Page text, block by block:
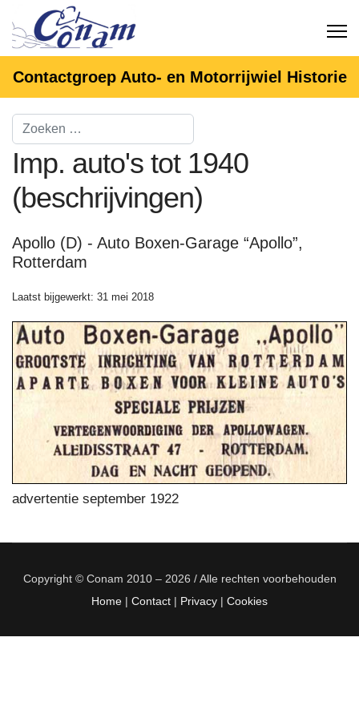
Contactgroep Auto- en Motorrijwiel Historie
Imp. auto's tot 1940
(beschrijvingen)
Apollo (D) - Auto Boxen-Garage “Apollo”,
Rotterdam
Laatst bijgewerkt: 31 mei 2018
advertentie september 1922
Copyright © Conam 2010 – 2026 / Alle rechten voorbehouden
Home | Contact | Privacy | Cookies